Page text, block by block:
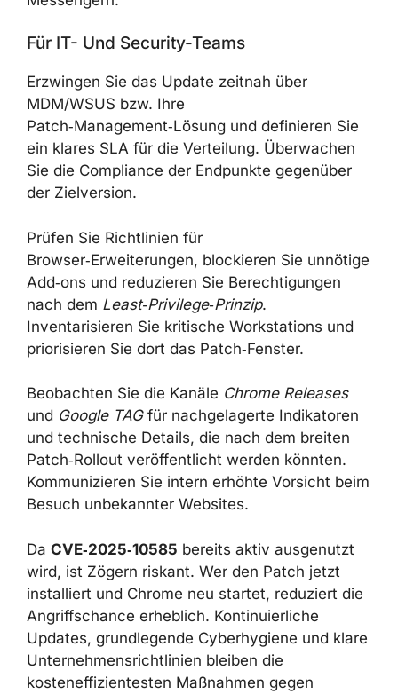
Für IT- Und Security-Teams
Erzwingen Sie das Update zeitnah über
MDM/WSUS bzw. Ihre
Patch‑Management‑Lösung und definieren Sie
ein klares SLA für die Verteilung. Überwachen
Sie die Compliance der Endpunkte gegenüber
der Zielversion.
Prüfen Sie Richtlinien für
Browser‑Erweiterungen, blockieren Sie unnötige
Add‑ons und reduzieren Sie Berechtigungen
nach dem Least‑Privilege‑Prinzip.
Inventarisieren Sie kritische Workstations und
priorisieren Sie dort das Patch‑Fenster.
Beobachten Sie die Kanäle Chrome Releases
und Google TAGfür nachgelagerte Indikatoren
und technische Details, die nach dem breiten
Patch‑Rollout veröffentlicht werden könnten.
Kommunizieren Sie intern erhöhte Vorsicht beim
Besuch unbekannter Websites.
Da CVE‑2025‑10585 bereits aktiv ausgenutzt
wird, ist Zögern riskant. Wer den Patch jetzt
installiert und Chrome neu startet, reduziert die
Angriffschance erheblich. Kontinuierliche
Updates, grundlegende Cyberhygiene und klare
Unternehmensrichtlinien bleiben die
kosteneffizientesten Maßnahmen gegen